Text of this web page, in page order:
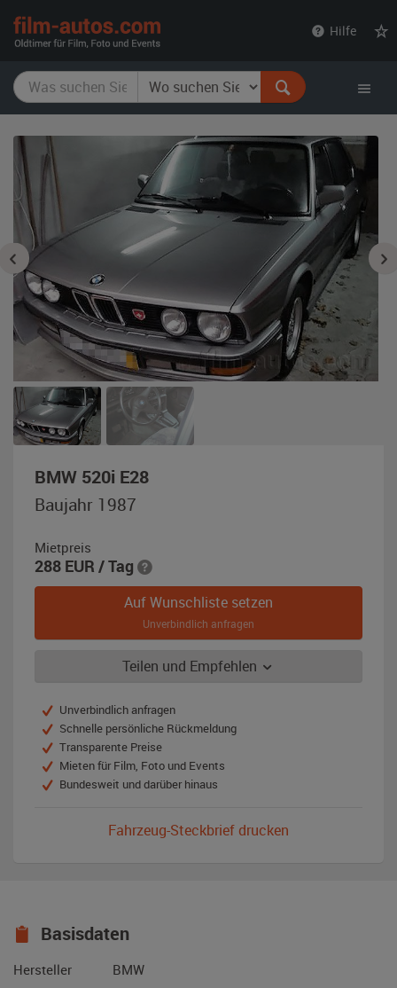
Hilfe
BMW 520i E28,
Baujahr 1987
Mietpreis
288 EUR / Tag
Auf Wunschliste setzen
Unverbindlich anfragen
Teilen und Empfehlen
Unverbindlich anfragen
Schnelle persönliche Rückmeldung
Transparente Preise
Mieten für Film, Foto und Events
Bundesweit und darüber hinaus
Fahrzeug-Steckbrief drucken
Basisdaten
Hersteller
BMW